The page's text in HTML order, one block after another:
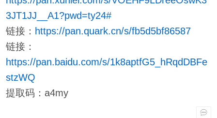
3JT1JJ__A1?pwd=ty24#
链接： https://pan.quark.cn/s/fb5d5bf86587
链接：
https://pan.baidu.com/s/1k8aptfG5_hRqdDBFe
stzWQ
提取码：a4my